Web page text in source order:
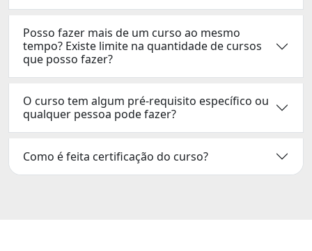
Posso fazer mais de um curso ao mesmo
tempo? Existe limite na quantidade de cursos
que posso fazer?
O curso tem algum pré-requisito específico ou
qualquer pessoa pode fazer?
Como é feita certificação do curso?